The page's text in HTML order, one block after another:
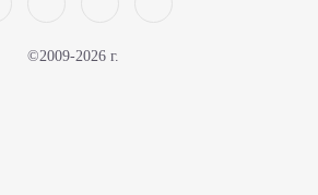
©2009-2026 г.